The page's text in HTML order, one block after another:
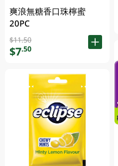
爽浪無糖香口珠檸蜜
20PC
$11.50
$7.50